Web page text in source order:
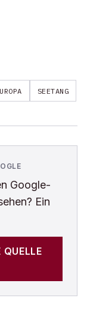
SEETANG
Google-
Ein
QUELLE